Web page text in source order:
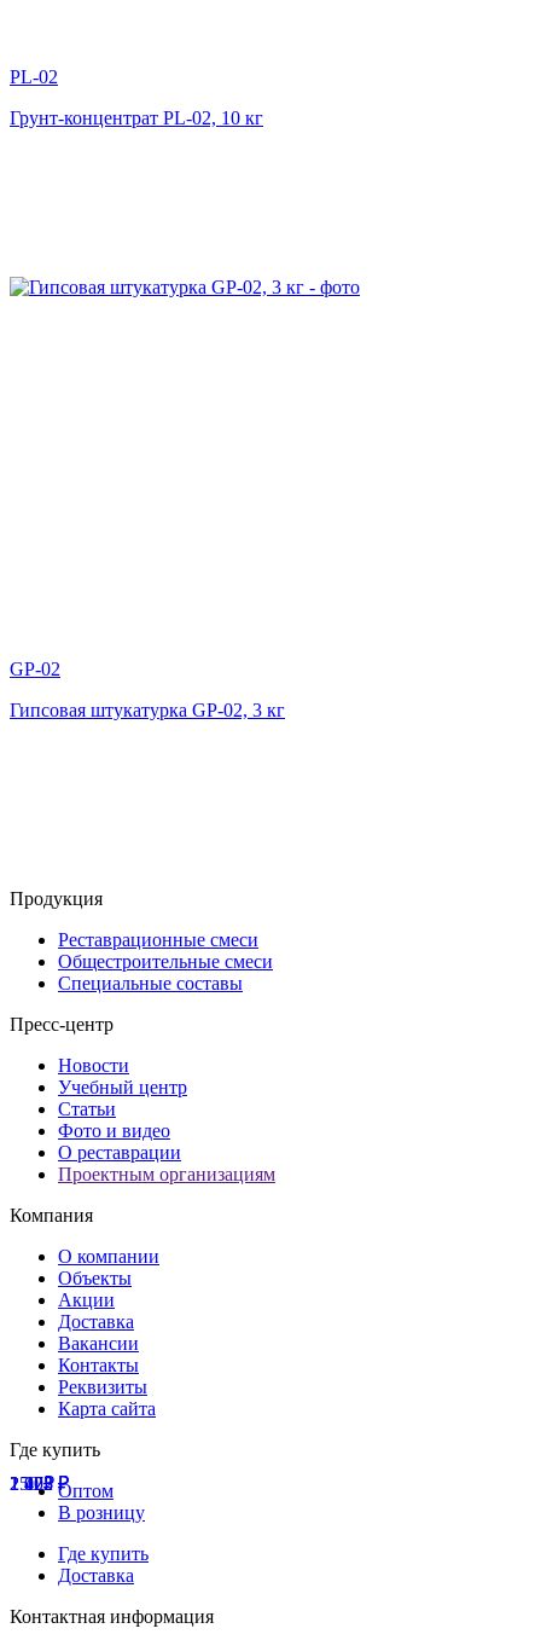
1 075₽
1 103₽
PL-02
Грунт-концентрат PL-02, 10 кг
2 422₽
GP-02
Гипсовая штукатурка GP-02, 3 кг
250₽
Продукция
Реставрационные смеси
Общестроительные смеси
Специальные составы
Пресс-центр
Новости
Учебный центр
Статьи
Фото и видео
О реставрации
Проектным организациям
Компания
О компании
Объекты
Акции
Доставка
Вакансии
Контакты
Реквизиты
Карта сайта
Где купить
Оптом
В розницу
Где купить
Доставка
Контактная информация